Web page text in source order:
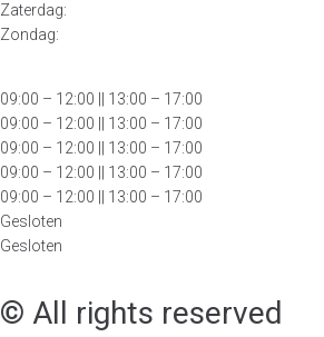
Zaterdag:
Zondag:
09:00 – 12:00
|| 13:00 – 17:00
09:00 – 12:00 || 13:00 – 17:00
09:00 – 12:00 || 13:00 – 17:00
09:00 – 12:00 || 13:00 – 17:00
09:00 – 12:00 || 13:00 – 17:00
Gesloten
Gesloten
© All rights reserved